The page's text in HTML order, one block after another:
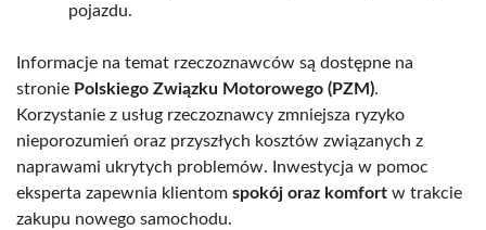
pojazdu.
Informacje na temat rzeczoznawców są dostępne na
stronie Polskiego Związku Motorowego (PZM).
Korzystanie z usług rzeczoznawcy zmniejsza ryzyko
nieporozumień oraz przyszłych kosztów związanych z
naprawami ukrytych problemów. Inwestycja w pomoc
eksperta zapewnia klientom spokój oraz komfort w trakcie
zakupu nowego samochodu.